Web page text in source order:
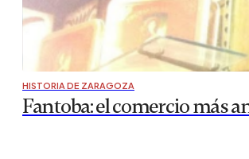
HISTORIA DE ZARAGOZA
Fantoba: el comercio más